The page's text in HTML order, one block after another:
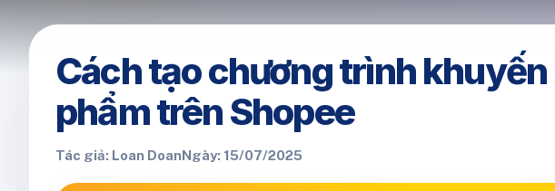
Cách tạo chương trình khuyến
phẩm trên Shopee
Tác giả: Loan DoanNgày: 15/07/2025